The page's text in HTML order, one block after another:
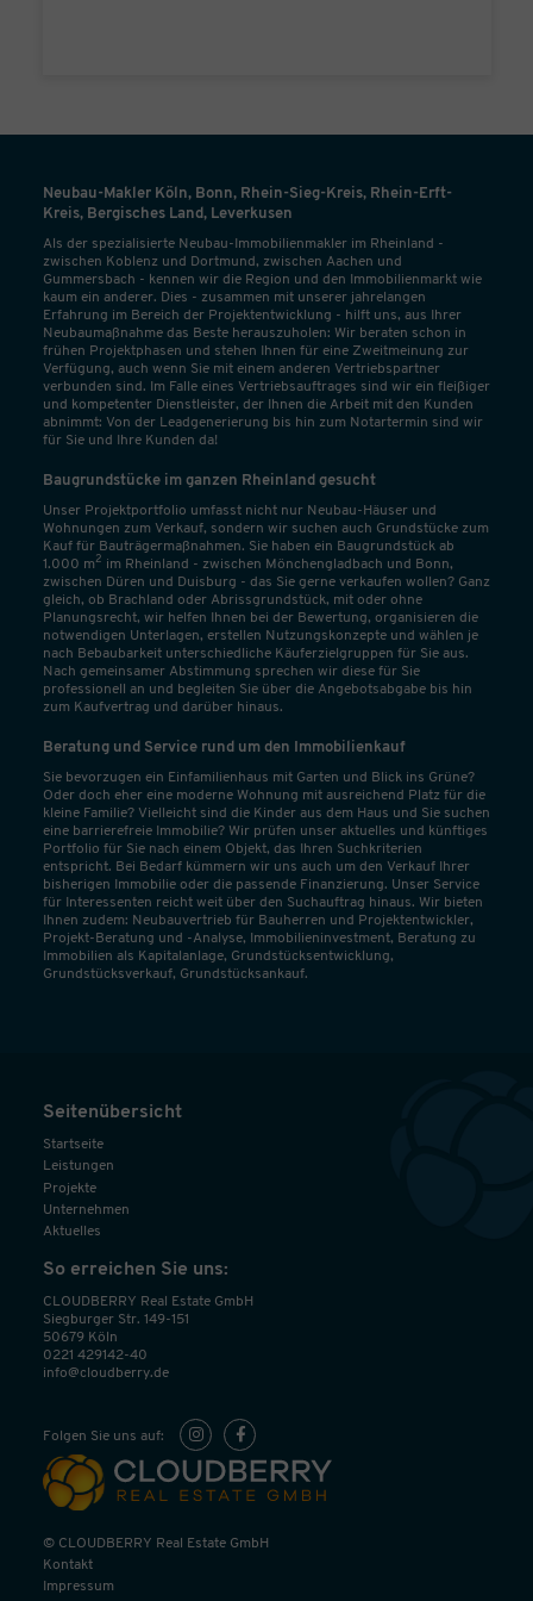
Neubau-Makler Köln, Bonn, Rhein-Sieg-Kreis, Rhein-Erft-
Kreis, Bergisches Land, Leverkusen
Als der spezialisierte Neubau-Immobilienmakler im Rheinland -
zwischen Koblenz und Dortmund, zwischen Aachen und
Gummersbach - kennen wir die Region und den Immobilienmarkt wie
kaum ein anderer. Dies - zusammen mit unserer jahrelangen
Erfahrung im Bereich der Projektentwicklung - hilft uns, aus Ihrer
Neubaumaßnahme das Beste herauszuholen: Wir beraten schon in
frühen Projektphasen und stehen Ihnen für eine Zweitmeinung zur
Verfügung, auch wenn Sie mit einem anderen Vertriebspartner
verbunden sind. Im Falle eines Vertriebsauftrages sind wir ein fleißiger
und kompetenter Dienstleister, der Ihnen die Arbeit mit den Kunden
abnimmt: Von der Leadgenerierung bis hin zum Notartermin sind wir
für Sie und Ihre Kunden da!
Baugrundstücke im ganzen Rheinland gesucht
Unser Projektportfolio umfasst nicht nur Neubau-Häuser und
Wohnungen zum Verkauf, sondern wir suchen auch Grundstücke zum
Kauf für Bauträgermaßnahmen. Sie haben ein Baugrundstück ab
1.000 m2 im Rheinland - zwischen Mönchengladbach und Bonn,
zwischen Düren und Duisburg - das Sie gerne verkaufen wollen? Ganz
gleich, ob Brachland oder Abrissgrundstück, mit oder ohne
Planungsrecht, wir helfen Ihnen bei der Bewertung, organisieren die
notwendigen Unterlagen, erstellen Nutzungskonzepte und wählen je
nach Bebaubarkeit unterschiedliche Käuferzielgruppen für Sie aus.
Nach gemeinsamer Abstimmung sprechen wir diese für Sie
professionell an und begleiten Sie über die Angebotsabgabe bis hin
zum Kaufvertrag und darüber hinaus.
Beratung und Service rund um den Immobilienkauf
Sie bevorzugen ein Einfamilienhaus mit Garten und Blick ins Grüne?
Oder doch eher eine moderne Wohnung mit ausreichend Platz für die
kleine Familie? Vielleicht sind die Kinder aus dem Haus und Sie suchen
eine barrierefreie Immobilie? Wir prüfen unser aktuelles und künftiges
Portfolio für Sie nach einem Objekt, das Ihren Suchkriterien
entspricht. Bei Bedarf kümmern wir uns auch um den Verkauf Ihrer
bisherigen Immobilie oder die passende Finanzierung. Unser Service
für Interessenten reicht weit über den Suchauftrag hinaus. Wir bieten
Ihnen zudem: Neubauvertrieb für Bauherren und Projektentwickler,
Projekt-Beratung und -Analyse, Immobilieninvestment, Beratung zu
Immobilien als Kapitalanlage, Grundstücksentwicklung,
Grundstücksverkauf, Grundstücksankauf.
Seitenübersicht
Startseite
Leistungen
Projekte
Unternehmen
Aktuelles
So erreichen Sie uns:
CLOUDBERRY Real Estate GmbH
Siegburger Str. 149-151
50679 Köln
0221 429142-40
info@cloudberry.de
Folgen Sie uns auf:
© CLOUDBERRY Real Estate GmbH
Kontakt
Impressum